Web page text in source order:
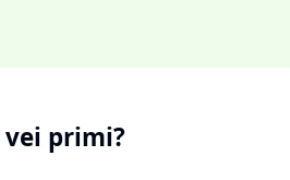
vei primi?